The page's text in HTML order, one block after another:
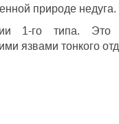
природе недуга.
1-го типа. Это
язвами тонкого